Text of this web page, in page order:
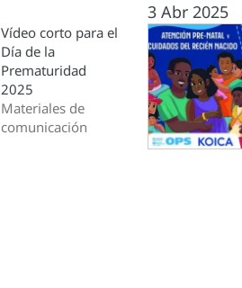
Vídeo corto para el
Día de la
Prematuridad
2025
Materiales de
comunicación
3 Abr 2025